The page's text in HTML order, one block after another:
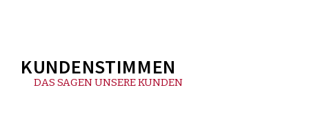
KUNDENSTIMMEN
DAS SAGEN UNSERE KUNDEN